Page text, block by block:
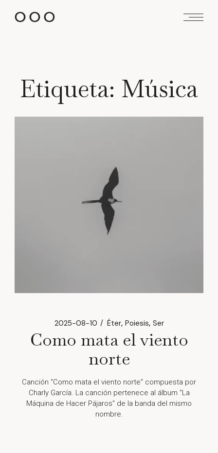
contenido
Etiqueta: Música
2025-08-10 Éter Poiesis Ser
Como mata el viento
norte
Canción "Como mata el viento norte" compuesta por
Charly García. La canción pertenece al álbum "La
Máquina de Hacer Pájaros" de la banda del mismo
nombre.